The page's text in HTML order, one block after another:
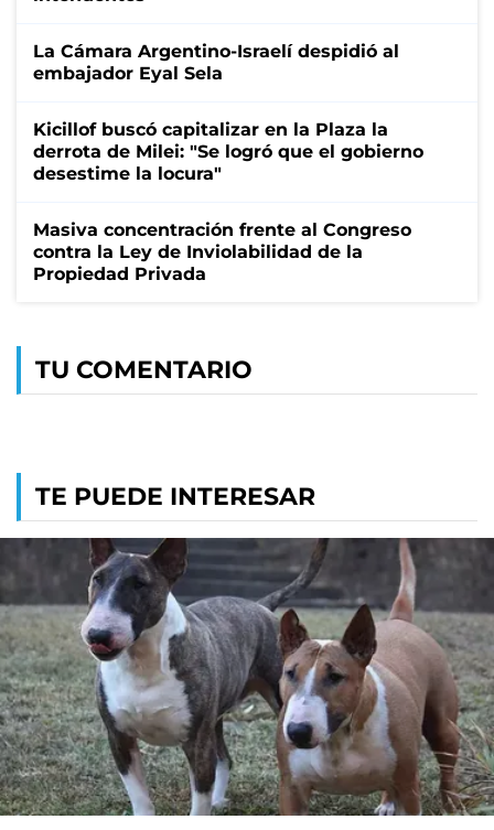
La Cámara Argentino-Israelí despidió al
embajador Eyal Sela
Kicillof buscó capitalizar en la Plaza la
derrota de Milei: "Se logró que el gobierno
desestime la locura"
Masiva concentración frente al Congreso
contra la Ley de Inviolabilidad de la
Propiedad Privada
TU COMENTARIO
TE PUEDE INTERESAR